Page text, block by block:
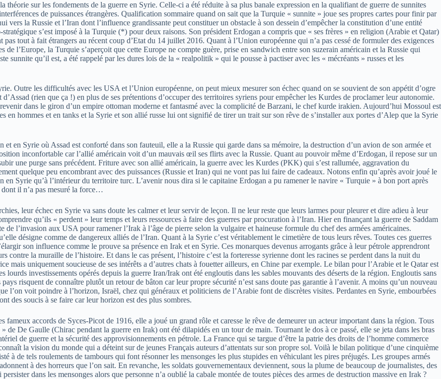
sur les fondements de la guerre en Syrie. Celle-ci a été réduite à sa plus banale expression en la qualifiant de guerre de sunnites
de puissances étrangères. Qualification sommaire quand on sait que la Turquie « sunnite » joue ses propres cartes pour finir par
la Russie et l’Iran dont l’influence grandissante peut constituer un obstacle à son dessein d’empêcher la constitution d’une entité
s’est imposé à la Turquie (*) pour deux raisons. Son président Erdogan a compris que « ses frères » en religion (Arabie et Qatar)
tout à fait étrangers au récent coup d’Etat du 14 juillet 2016. Quant à l’Union européenne qui n’a pas cessé de formuler des exigences
l’Europe, la Turquie s’aperçoit que cette Europe ne compte guère, prise en sandwich entre son suzerain américain et la Russie qui
sunnite qu’il est, a été rappelé par les dures lois de la « realpolitik » qui le pousse à pactiser avec les « mécréants » russes et les
Outre les difficultés avec les USA et l’Union européenne, on peut mieux mesurer son échec quand on se souvient de son appétit d’ogre
(rien que ça !) en plus de ses prétentions d’occuper des territoires syriens pour empêcher les Kurdes de proclamer leur autonomie.
dans le giron d’un empire ottoman moderne et fantasmé avec la complicité de Barzani, le chef kurde irakien. Aujourd’hui Mossoul est
en hommes et en tanks et la Syrie et son allié russe lui ont signifié de tirer un trait sur son rêve de s’installer aux portes d’Alep que la Syrie
en Syrie où Assad est conforté dans son fauteuil, elle a la Russie qui garde dans sa mémoire, la destruction d’un avion de son armée et
inconfortable car l’allié américain voit d’un mauvais œil ses flirts avec la Russie. Quant au pouvoir même d’Erdogan, il repose sur un
une purge sans précédent. Friture avec son allié américain, la guerre avec les Kurdes (PKK) qui s’est rallumée, aggravation du
quelque peu encombrant avec des puissances (Russie et Iran) qui ne vont pas lui faire de cadeaux. Notons enfin qu’après avoir joué le
Syrie qu’à l’intérieur du territoire turc. L’avenir nous dira si le capitaine Erdogan a pu ramener le navire « Turquie » à bon port après
il n’a pas mesuré la force…
leur échec en Syrie va sans doute les calmer et leur servir de leçon. Il ne leur reste que leurs larmes pour pleurer et dire adieu à leur
qu’ils « perdent » leur temps et leurs ressources à faire des guerres par procuration à l’Iran. Hier en finançant la guerre de Saddam
l’invasion aux USA pour ramener l’Irak à l’âge de pierre selon la vulgaire et haineuse formule du chef des armées américaines.
désigne comme de dangereux alliés de l’Iran. Quant à la Syrie c’est véritablement le cimetière de tous leurs rêves. Toutes ces guerres
son influence comme le prouve sa présence en Irak et en Syrie. Ces monarques devenus arrogants grâce à leur pétrole apprendront
contre la muraille de l’histoire. Et dans le cas présent, l’histoire c’est la forteresse syrienne dont les racines se perdent dans la nuit du
mais uniquement soucieuse de ses intérêts a d’autres chats à fouetter ailleurs, en Chine par exemple. Le bilan pour l’Arabie et le Qatar est
investissements opérés depuis la guerre Iran/Irak ont été engloutis dans les sables mouvants des déserts de la région. Engloutis sans
risquent de connaître plutôt un retour de bâton car leur propre sécurité n’est sans doute pas garantie à l’avenir. A moins qu’un nouveau
l’on voit poindre à l’horizon, Israël, chez qui généraux et politiciens de l’Arabie font de discrètes visites. Perdantes en Syrie, embourbées
des soucis à se faire car leur horizon est des plus sombres.
fameux accords de Syces-Picot de 1916, elle a joué un grand rôle et caresse le rêve de demeurer un acteur important dans la région. Tous
de De Gaulle (Chirac pendant la guerre en Irak) ont été dilapidés en un tour de main. Tournant le dos à ce passé, elle se jeta dans les bras
de guerre et la sécurité des approvisionnements en pétrole. La France qui se targue d’être la patrie des droits de l’homme commerce
la vision du monde qui a déteint sur de jeunes Français auteurs d’attentats sur son propre sol. Voilà le bilan politique d’une cinquième
à de tels roulements de tambours qui font résonner les mensonges les plus stupides en véhiculant les pires préjugés. Les groupes armés
à des horreurs que l’on sait. En revanche, les soldats gouvernementaux deviennent, sous la plume de beaucoup de journalistes, des
dans les mensonges alors que personne n’a oublié la cabale montée de toutes pièces des armes de destruction massive en Irak ?